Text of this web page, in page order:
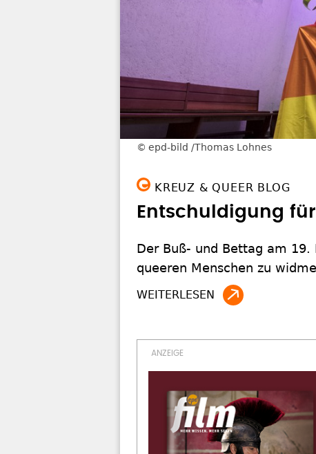
epd-bild /Thomas Lohnes
KREUZ & QUEER BLOG
Entschuldigung
Der Buß- und Bettag am
queeren Menschen zu